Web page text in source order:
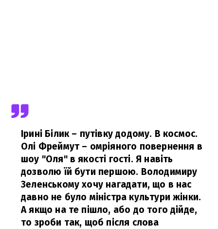
Ірині Білик – путівку додому. В космос.
Олі Фреймут – омріяного повернення в
шоу "Оля" в якості гості. Я навіть
дозволю їй бути першою. Володимиру
Зеленському хочу нагадати, що в нас
давно не було міністра культури жінки.
А якщо на те пішло, або до того дійде,
то зроби так, щоб після слова